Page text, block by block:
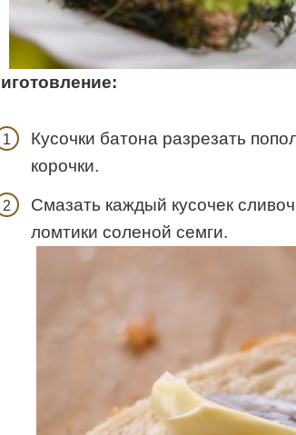
Кусочки батона разрезать
корочки.
Смазать каждый кусочек
ломтики соленой семги.